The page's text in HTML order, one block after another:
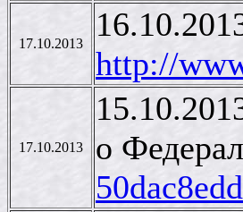
17.10.2013
http://
17.10.2013
о